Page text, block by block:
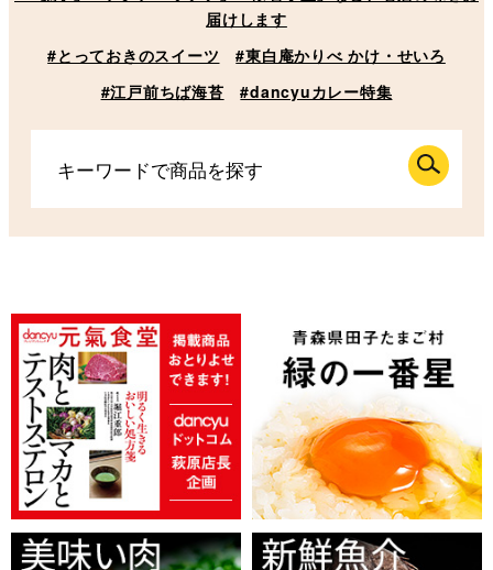
届けします
#とっておきのスイーツ
#東白庵かりべ かけ・せいろ
#江戸前ちば海苔
#dancyuカレー特集